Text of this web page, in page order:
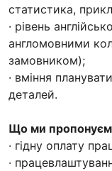
статистика,
· рівень
англомовними
замовником);
· вміння
деталей.
Що ми
· гідну оплату
·